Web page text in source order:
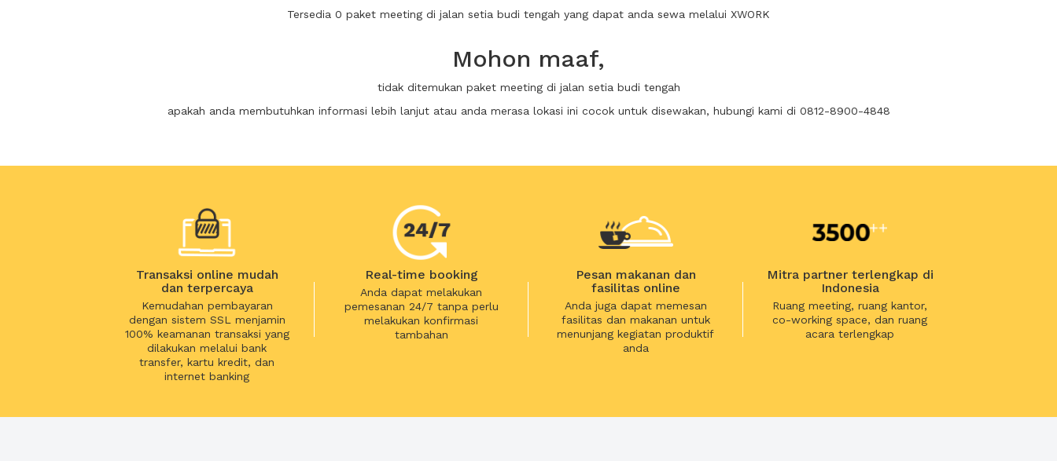
Tersedia 0 paket meeting di jalan setia budi tengah yang dapat anda sewa melalui XWORK
Mohon maaf,
tidak ditemukan paket meeting di jalan setia budi tengah
apakah anda membutuhkan informasi lebih lanjut atau anda merasa lokasi ini cocok untuk disewakan, hubungi kami di 0812-8900-4848
Transaksi online mudah
dan terpercaya
Kemudahan pembayaran
dengan sistem SSL menjamin
100% keamanan transaksi yang
dilakukan melalui bank
transfer, kartu kredit, dan
internet banking
Real-time booking
Anda dapat melakukan
pemesanan 24/7 tanpa perlu
melakukan konfirmasi
tambahan
Pesan makanan dan
fasilitas online
Anda juga dapat memesan
fasilitas dan makanan untuk
menunjang kegiatan produktif
anda
Mitra partner terlengkap di
Indonesia
Ruang meeting, ruang kantor,
co-working space, dan ruang
acara terlengkap